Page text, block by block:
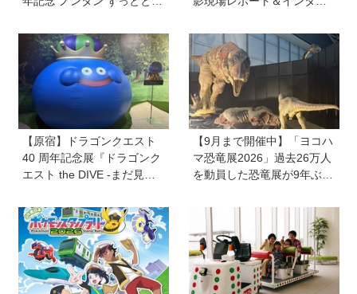
USEUMで開催中
【原宿】ドラゴンクエスト
40 周年記念展『ドラゴンク
エスト the DIVE -まだ見ぬ
カドに登場！ VR体験からコ
ラボグルメ、限定グッズま
で親子で楽しめる注目イベ
ント
【9月まで開催中】「ヨコハ
マ恐竜展2026」過去26万人
を動員した恐竜展が9年ぶり
で楽しむポイントを完全ガ
イド